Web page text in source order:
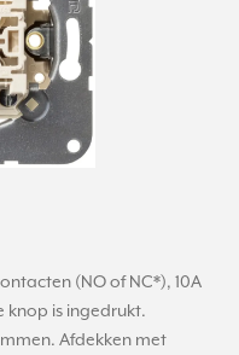
(NO of NC*), 10A
knop is ingedrukt.
Afdekken met